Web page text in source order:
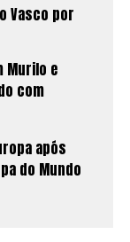
Vasco por
Murilo e
com
após
do Mundo